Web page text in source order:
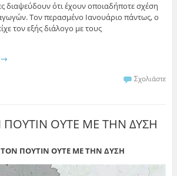
διαψεύδουν ότι έχουν οποιαδήποτε σχέση
Τον περασμένο Ιανουάριο πάντως, ο
τον εξής διάλογο με τους
→
Σχολιάστε
ΟΥΤΕ ΜΕ ΤΗΝ ΔΥΣΗ
ΠΟΥΤΙΝ ΟΥΤΕ ΜΕ ΤΗΝ ΔΥΣΗ